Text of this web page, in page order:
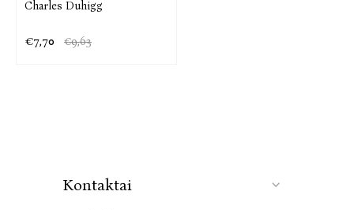
Charles Duhigg
€7,70 €9,63
Kontaktai